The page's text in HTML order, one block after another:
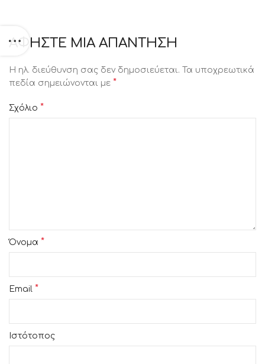
ΑΦΉΣΤΕ ΜΙΑ ΑΠΆΝΤΗΣΗ
Η ηλ. διεύθυνση σας δεν δημοσιεύεται.
Τα υποχρεωτικά
πεδία σημειώνονται με *
Σχόλιο *
Όνομα *
Email *
Ιστότοπος